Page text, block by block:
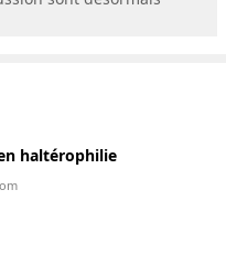
haltérophilie